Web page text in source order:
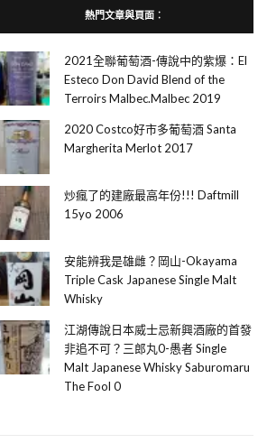
熱門文章與頁面︰
2021全聯葡萄酒-傳說中的紫爆：El
Esteco Don David Blend of the
Terroirs Malbec.Malbec 2019
2020 Costco好市多葡萄酒 Santa
Margherita Merlot 2017
炒瘋了的建廠最高年份!!! Daftmill
15yo 2006
安能辨我是雄雌？岡山-Okayama
Triple Cask Japanese Single Malt
Whisky
江湖傳說日本威士忌新興酒廠的首發
非追不可？三郎丸0-愚者 Single
Malt Japanese Whisky Saburomaru
The Fool 0